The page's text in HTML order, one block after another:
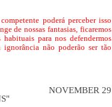
poderá perceber isso
de nossas fantasias, ficaremos
para nos defendermos
não poderão ser tão
NOVEMBER 29